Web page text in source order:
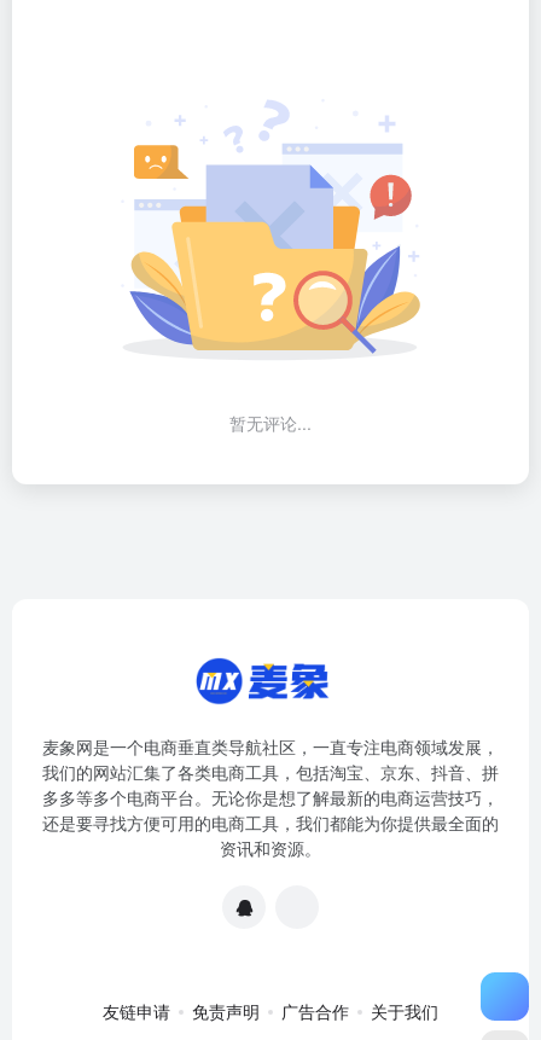
暂无评论...
麦象网是一个电商垂直类导航社区，一直专注电商领域发展，
我们的网站汇集了各类电商工具，包括淘宝、京东、抖音、拼
多多等多个电商平台。无论你是想了解最新的电商运营技巧，
还是要寻找方便可用的电商工具，我们都能为你提供最全面的
资讯和资源。
友链申请 免责声明 广告合作 关于我们